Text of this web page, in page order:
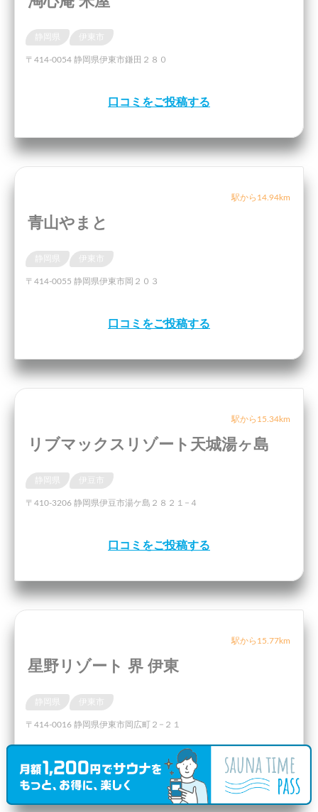
〒414-0054 静岡県伊東市鎌田２８０
口コミをご投稿する
駅から14.94km
青山やまと
〒414-0055 静岡県伊東市岡２０３
口コミをご投稿する
駅から15.34km
リブマックスリゾート天城湯ヶ島
〒410-3206 静岡県伊豆市湯ケ島２８２１−４
口コミをご投稿する
駅から15.77km
星野リゾート 界 伊東
〒414-0016 静岡県伊東市岡広町２−２１
口コミをご投稿する